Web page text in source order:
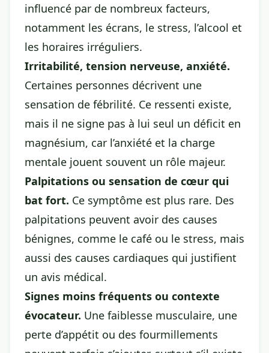
influencé par de nombreux facteurs,
notamment les écrans, le stress, l’alcool et
les horaires irréguliers.
Irritabilité, tension nerveuse, anxiété.
Certaines personnes décrivent une
sensation de fébrilité. Ce ressenti existe,
mais il ne signe pas à lui seul un déficit en
magnésium, car l’anxiété et la charge
mentale jouent souvent un rôle majeur.
Palpitations ou sensation de cœur qui
bat fort. Ce symptôme est plus rare. Des
palpitations peuvent avoir des causes
bénignes, comme le café ou le stress, mais
aussi des causes cardiaques qui justifient
un avis médical.
Signes moins fréquents ou contexte
évocateur. Une faiblesse musculaire, une
perte d’appétit ou des fourmillements